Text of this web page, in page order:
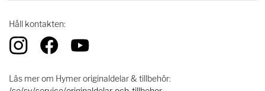
Håll kontakten:
Läs mer om Hymer originaldelar & tillbehör: